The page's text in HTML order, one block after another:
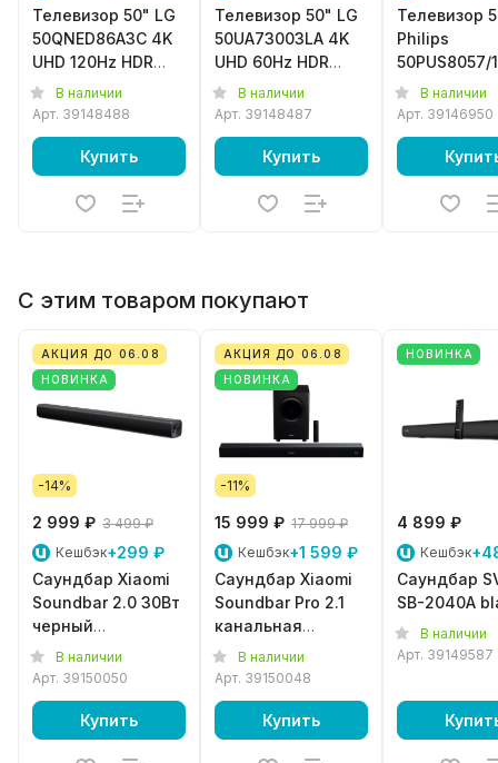
Телевизор 50" LG
50QNED86A3C 4K
UHD 120Hz HDR
WebOS
В наличии
Арт. 39148488
Купить
Телевизор 50" LG
50UA73003LA 4K
UHD 60Hz HDR
WebOS
В наличии
Арт. 39148487
Купить
Телевизор
Philips
50PUS8057/
UHD 60Hz
Ambilight
AndroidTV
В наличии
Арт. 39146950
С этим товаром покупают
АКЦИЯ ДО 06.08
НОВИНКА
-14%
2 999 ₽ 3 499 ₽
Кешбэк+299 ₽
Саундбар Xiaomi
Soundbar 2.0 30Вт
черный
(QBH4286EU)
В наличии
Арт. 39150050
Купить
АКЦИЯ ДО 06.08
НОВИНКА
-11%
15 999 ₽ 17 999 ₽
Кешбэк+1 599 ₽
Саундбар Xiaomi
Soundbar Pro 2.1
канальная
система c
беспроводным
сабвуфером, 300
Вт (QBH4336EU)
В наличии
Арт. 39150048
Купить
НОВИНКА
4 899 ₽
Кешбэк
Саундбар
SB-2040A
В наличии
Арт. 39149587